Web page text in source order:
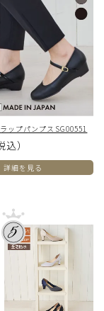
ップパンプスSG00551
込）
詳細を見る